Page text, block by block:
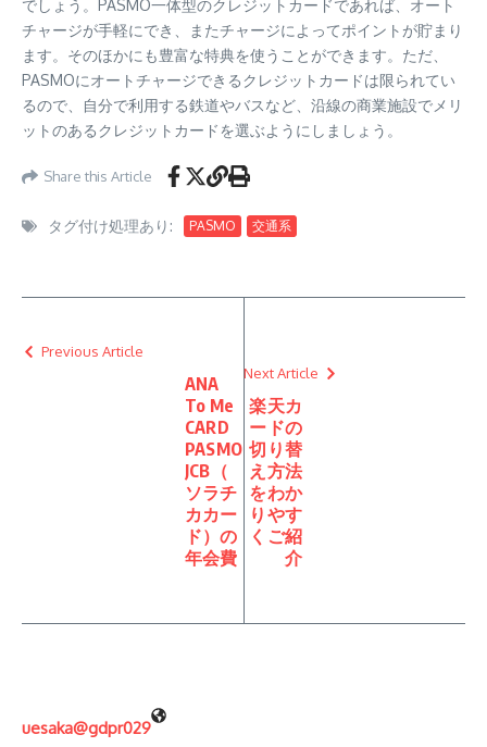
でしょう。PASMO一体型のクレジットカードであれば、オート
チャージが手軽にでき、またチャージによってポイントが貯まり
ます。そのほかにも豊富な特典を使うことができます。ただ、
PASMOにオートチャージできるクレジットカードは限られてい
るので、自分で利用する鉄道やバスなど、沿線の商業施設でメリ
ットのあるクレジットカードを選ぶようにしましょう。
Share this Article
タグ付け処理あり: PASMO 交通系
Previous Article
ANA
To Me
CARD
PASMO
JCB（
ソラチ
カカー
ド）の
年会費
Next Article
楽天カ
ードの
切り替
え方法
をわか
りやす
くご紹
介
uesaka@gdpr029